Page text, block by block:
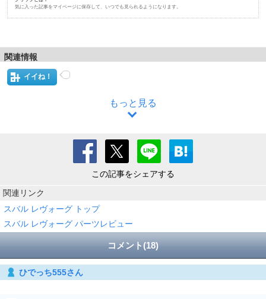
気に入った記事をマイページに保存して、いつでも見られるようになります。
関連情報
イイね！
もっと見る
この記事をシェアする
関連リンク
スバル レヴォーグ トップ
スバル レヴォーグ パーツレビュー
コメント(18)
ひでっち555さん